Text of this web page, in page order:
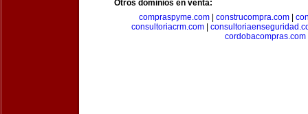
Otros dominios en venta:
compraspyme.com
construcompra.com
consultoriacrm.com|
cordobacompras.com